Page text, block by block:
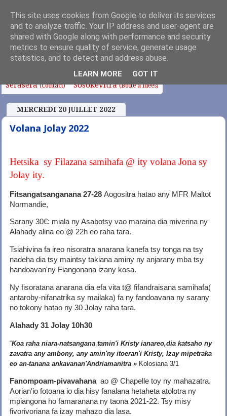
Fanoroana (Index) Fanolorana (Intro) Edito
Anjara Soa
Serasera(Contact) Sosokevitra(Boîte à idées)
MERCREDI 20 JUILLET 2022
Volana Jolay 2022
Hetsika sy Filazana samihafa @ ity volana Jona sy
Jolay ity.
Fitsangatsanganana 27-28 Aogositra hatao any MFR Maltot
Normandie,
Sarany 30€: miala ny Asabotsy vao maraina dia miverina ny
Alahady alina eo @ 22h eo raha tara.
Tsiahivina fa ireo nisoratra anarana kanefa tsy tonga na tsy
nadeha dia tsy maintsy takiana aminy ny anjarany mba tsy
handoavan'ny Fiangonana izany kosa.
Ny fisoratana anarana dia efa vita t@ fifandraisana samihafa(
antaroby-nifanatrika sy mailaka) fa ny fandoavana ny sarany
no tokony hatao ny 30 Jolay raha tara.
Alahady 31 Jolay 10h30
“Koa raha niara-natsangana tamin'i Kristy ianareo,dia katsaho ny
zavatra any ambony, any amin'ny itoeran'i Kristy, Izay mipetraka
eo an-tanana ankavanan'Andriamanitra » Kolosiana 3/1
Fanompoam-pivavahana ao @ Chapelle toy ny mahazatra.
Aorian'io fotoana io dia hisy fanalana hetaheta atolotra ny
mpiangona ho famaranana ny taona 2021-22. Tsy misy
fivorivoriana fa izay mahazo dia lasa.
This site uses cookies from Google to deliver its services
and to analyze traffic. Your IP address and user-agent are
shared with Google along with performance and security
metrics to ensure quality of service, generate usage
statistics, and to detect and address abuse.
LEARN MORE GOT IT